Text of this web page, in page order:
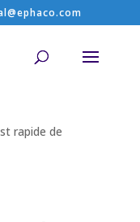
rapide de